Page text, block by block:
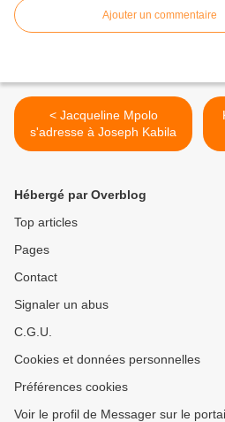
Ajouter un commentaire
< Jacqueline Mpolo
s'adresse à Joseph Kabila
Hébergé par Overblog
Top articles
Pages
Contact
Signaler un abus
C.G.U.
Cookies et données personnelles
Préférences cookies
Voir le profil de Messager sur le